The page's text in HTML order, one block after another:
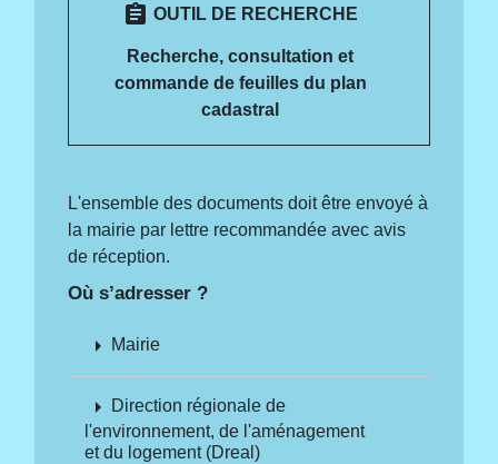
assignment OUTIL DE RECHERCHE
Recherche, consultation et
commande de feuilles du plan
cadastral
L'ensemble des documents doit être envoyé à
la mairie par lettre recommandée avec avis
de réception.
Où s’adresser ?
arrow_right Mairie
arrow_right
Direction régionale de
l'environnement, de l'aménagement
et du logement (Dreal)